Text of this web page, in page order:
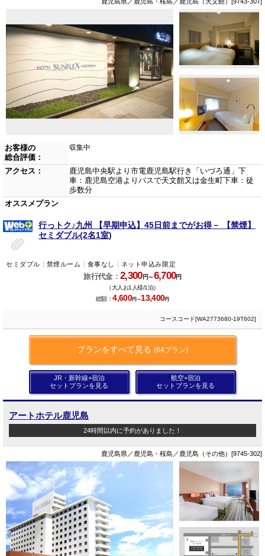
お客様の
総合評価：
収集中
アクセス：
鹿児島中央駅より市電鹿児島駅行き「いづろ通」下
車：鹿児島空港よりバスで天文館又は金生町下車：徒
歩数分
オススメプラン
行っトク♪九州 【早期申込】45日前までがお得－ 【禁煙】
セミダブル(2名1室)
セミダブル 禁煙ルーム 食事なし ネット申込み限定
旅行代金：2,300円～6,700円
（大人お1人様/1泊）
総額：4,600円～13,400円
コースコード[WA2773680-19T602]
プランをすべて見る (64プラン)
JR・新幹線+宿泊
セットプランを見る
航空+宿泊
セットプランを見る
アートホテル鹿児島
24時間以内に予約がありました！
鹿児島県／鹿児島・桜島／鹿児島（その他）[9745-302]